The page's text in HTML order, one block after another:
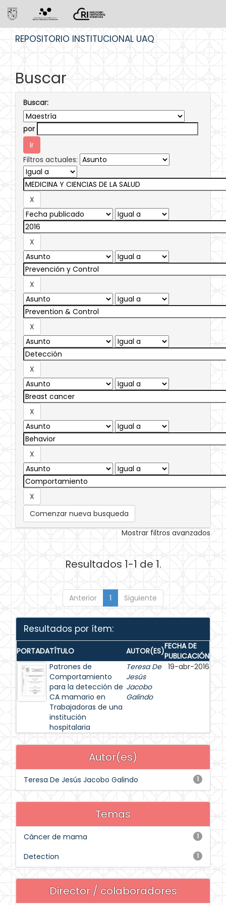
REPOSITORIO INSTITUCIONAL UAQ
Buscar
Buscar:
por
Filtros actuales:
Comenzar nueva busqueda
Mostrar filtros avanzados
Resultados 1-1 de 1.
Anterior 1 Siguiente
Resultados por ítem:
PORTADATÍTULO AUTOR(ES)FECHA DE
PUBLICACIÓN
Patrones de
Comportamiento
para la detección de
CA mamario en
Trabajadoras de una
institución
hospitalaria
Teresa De
Jesús
Jacobo
Galindo
19-abr-2016
Autor(es)
1
Teresa De Jesús Jacobo Galindo
Temas
1
Cáncer de mama
1
Detection
Director / colaboradores